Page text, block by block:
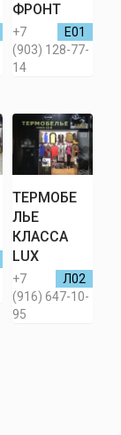
ФРОНТ
Е01
+7
(903) 128-77-
14
ТЕРМОБЕ
ЛЬЕ
КЛАССА
LUX
Л02
+7
(916) 647-10-
95